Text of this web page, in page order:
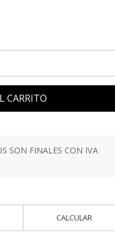
CARRITO
SON FINALES CON IVA
CALCULAR